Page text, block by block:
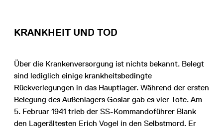
KRANKHEIT UND TOD
Über die Krankenversorgung ist nichts bekannt. Belegt
sind lediglich einige krankheitsbedingte
Rückverlegungen in das Hauptlager. Während der ersten
Belegung des Außenlagers Goslar gab es vier Tote. Am
5. Februar 1941 trieb der SS-Kommandoführer Blank
den Lagerältesten Erich Vogel in den Selbstmord. Er